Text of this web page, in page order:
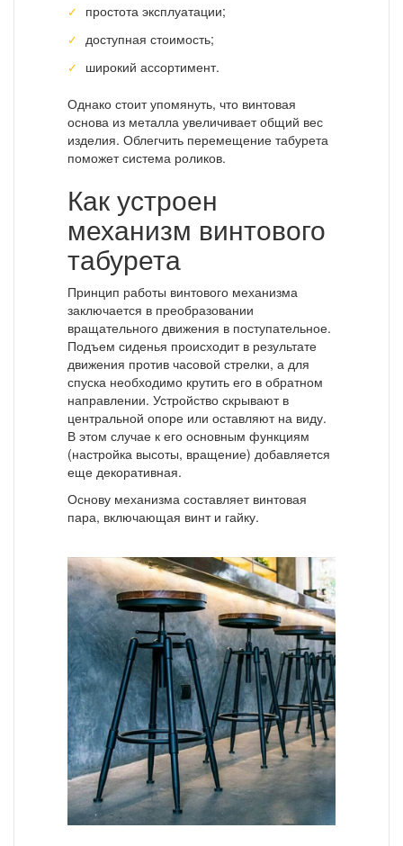
простота эксплуатации;
доступная стоимость;
широкий ассортимент.
Однако стоит упомянуть, что винтовая
основа из металла увеличивает общий вес
изделия. Облегчить перемещение табурета
поможет система роликов.
Как устроен
механизм винтового
табурета
Принцип работы винтового механизма
заключается в преобразовании
вращательного движения в поступательное.
Подъем сиденья происходит в результате
движения против часовой стрелки, а для
спуска необходимо крутить его в обратном
направлении. Устройство скрывают в
центральной опоре или оставляют на виду.
В этом случае к его основным функциям
(настройка высоты, вращение) добавляется
еще декоративная.
Основу механизма составляет винтовая
пара, включающая винт и гайку.